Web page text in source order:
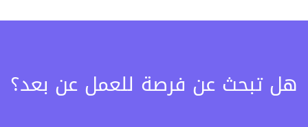
هل تبحث عن فرصة للعمل عن بعد؟